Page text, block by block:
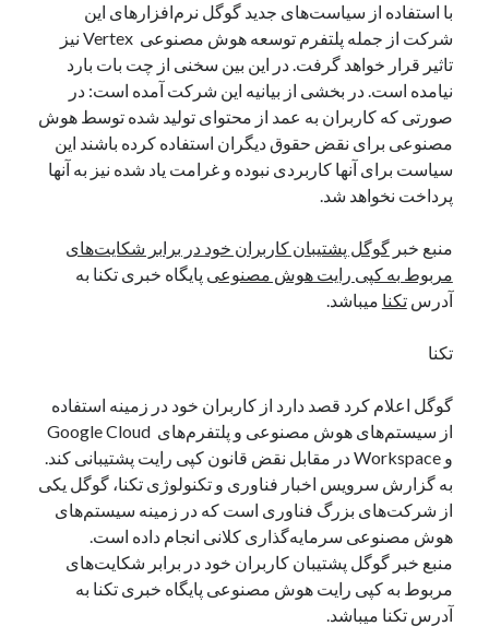
می 2025
آوریل 2025
مارس 2025
فوریه 2025
ژانویه 2025
دسامبر 2024
نوامبر 2024
اکتبر 2024
آگوست 2024
جولای 2024
ژوئن 2024
مارس 2024
فوریه 2024
ژانویه 2024
دسامبر 2023
نوامبر 2023
اکتبر 2023
سپتامبر 2023
آگوست 2023
جولای 2023
دسامبر 2022
با استفاده از سیاست‌های جدید گوگل نرم‌افزارهای این
شرکت از جمله پلتفرم توسعه هوش مصنوعی Vertex نیز
تاثیر قرار خواهد گرفت. در این بین سخنی از چت بات بارد
نیامده است. در بخشی از بیانیه این شرکت آمده است: در
صورتی که کاربران به عمد از محتوای تولید شده توسط هوش
مصنوعی برای نقض حقوق دیگران استفاده کرده باشند این
سیاست برای آنها کاربردی نبوده و غرامت یاد شده نیز به آنها
پرداخت نخواهد شد.
منبع خبرگوگل پشتیبان کاربران خود در برابر شکایت‌های
مربوط به کپی رایت هوش مصنوعی پایگاه خبری تکنا به
آدرستکنا میباشد.
تکنا
گوگل اعلام کرد قصد دارد از کاربران خود در زمینه استفاده
از سیستم‌های هوش مصنوعی و پلتفرم‌های Google Cloud
و Workspace در مقابل نقض قانون کپی رایت پشتیبانی کند.
به گزارش سرویس اخبار فناوری و تکنولوژی تکنا، گوگل یکی
از شرکت‌های بزرگ فناوری است که در زمینه سیستم‌های
هوش مصنوعی سرمایه‌گذاری کلانی انجام داده است.
منبع خبر گوگل پشتیبان کاربران خود در برابر شکایت‌های
مربوط به کپی رایت هوش مصنوعی پایگاه خبری تکنا به
آدرس تکنا میباشد.